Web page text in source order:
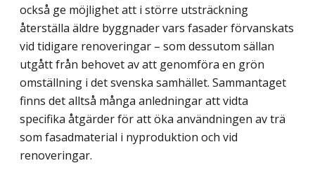
också ge möjlighet att i större utsträckning
återställa äldre byggnader vars fasader förvanskats
vid tidigare renoveringar – som dessutom sällan
utgått från behovet av att genomföra en grön
omställning i det svenska samhället. Sammantaget
finns det alltså många anledningar att vidta
specifika åtgärder för att öka användningen av trä
som fasadmaterial i nyproduktion och vid
renoveringar.